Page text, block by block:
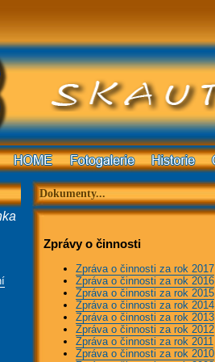
Dokumenty...
Zprávy o činnosti
Zpráva o činnosti za rok 2017
Zpráva o činnosti za rok 2016
Zpráva o činnosti za rok 2015
Zpráva o činnosti za rok 2014
Zpráva o činnosti za rok 2013
Zpráva o činnosti za rok 2012
Zpráva o činnosti za rok 2011
Zpráva o činnosti za rok 2010